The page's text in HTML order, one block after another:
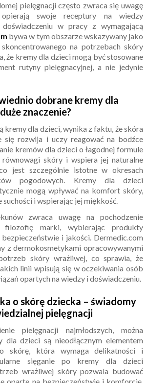
pielęgnacji często zwraca się uwagę
swoje receptury na wiedzy
w pracy z wymagającą
bywa w tym obszarze wskazywany jako
na potrzebach skóry
że kremy dla dzieci mogą być stosowane
rutyny pielęgnacyjnej, a nie jedynie
dobrane kremy dla
znaczenie?
kremy dla dzieci, wynika z faktu, że skóra
się rozwija i uczy reagować na bodźce
kremów dla dzieci o łagodnej formule
równowagi skóry i wspiera jej naturalne
jest szczególnie istotne w okresach
pogodowych. Kremy dla dzieci
mogą wpływać na komfort skóry,
suchości i wspierając jej miękkość.
zwraca uwagę na pochodzenie
filozofię marki, wybierając produkty
i jakości. Dermedic.com
z dermokosmetykami opracowywanymi
skóry wrażliwej, co sprawia, że
linii wpisują się w oczekiwania osób
opartych na wiedzy i doświadczeniu.
o skórę dziecka – świadomy
pielęgnacji
pielęgnacji najmłodszych, można
dla dzieci są nieodłącznym elementem
skórę, która wymaga delikatności i
sięganie po kremy dla dzieci
wrażliwej skóry pozwala budować